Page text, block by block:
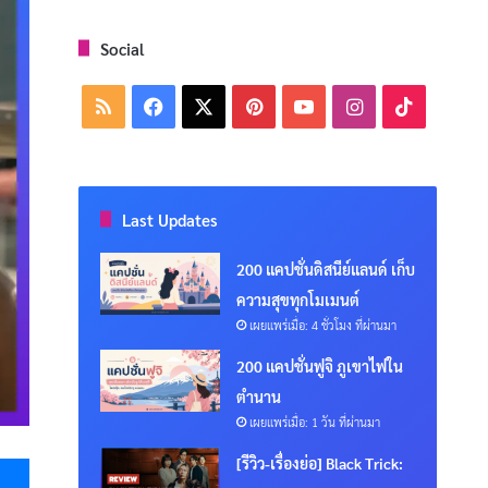
Messenger
Social
RSS Facebook PinterestYouTubeInstagram
Last Updates
200 แคปชั่นดิสนีย์แลนด์ เก็บ
ความสุขทุกโมเมนต์
เผยแพร่เมื่อ: 4 ชั่วโมง ที่ผ่านมา
200 แคปชั่นฟูจิ ภูเขาไฟใน
ตำนาน
เผยแพร่เมื่อ: 1 วัน ที่ผ่านมา
[รีวิว-เรื่องย่อ] Black Trick: